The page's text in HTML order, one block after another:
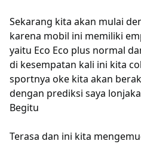
Sekarang kita akan mulai
karena mobil ini memiliki
yaitu Eco Eco plus normal
di kesempatan kali ini kita
sportnya oke kita akan
dengan prediksi saya
Begitu
Terasa dan ini kita